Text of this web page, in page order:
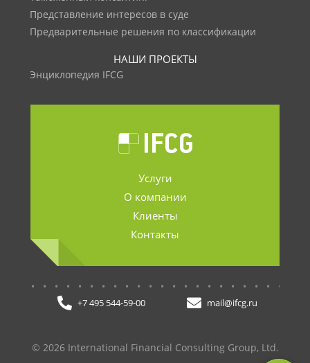
Представление интересов в суде
Предварительные решения по классификации
НАШИ ПРОЕКТЫ
Энциклопедия IFCG
Услуги
О компании
Клиенты
Контакты
+7 495 544-59-00 mail@ifcg.ru
© 2026 International Financial Consulting Group, Ltd.